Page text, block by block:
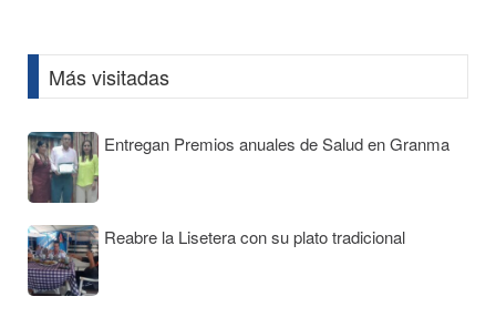
Más visitadas
Entregan Premios anuales de Salud en Granma
Reabre la Lisetera con su plato tradicional